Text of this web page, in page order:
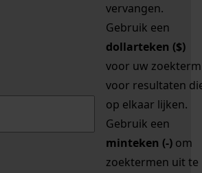
vervangen.
Gebruik een
dollarteken ($)
voor uw zoekterm
voor resultaten
op elkaar lijken.
Gebruik een
minteken (-) om
zoektermen uit te